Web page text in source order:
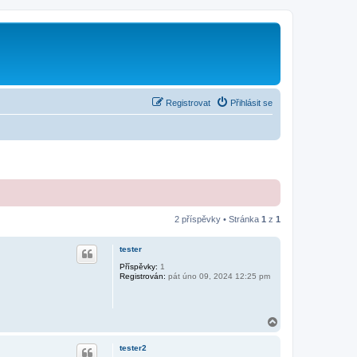
Přihlásit se
Registrovat
2 příspěvky • Stránka 1 z 1
tester
Příspěvky: 1
Registrován: pát úno 09, 2024 12:25 pm
tester2